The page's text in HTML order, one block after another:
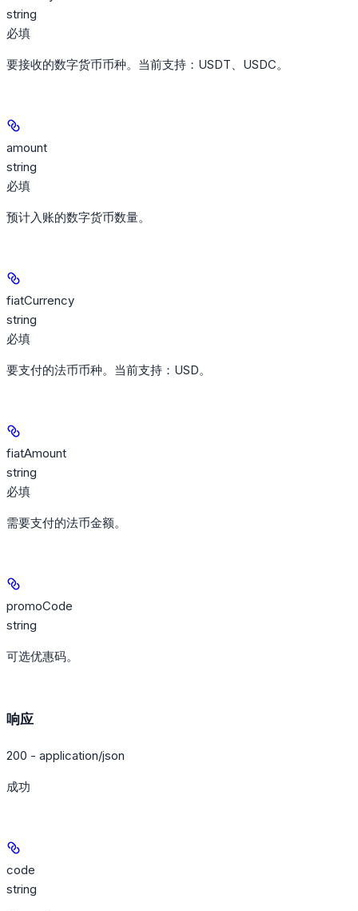
string
必填
要接收的数字货币币种。当前支持：USDT、USDC。
amount
string
必填
预计入账的数字货币数量。
fiatCurrency
string
必填
要支付的法币币种。当前支持：USD。
fiatAmount
string
必填
需要支付的法币金额。
promoCode
string
可选优惠码。
响应
200 - application/json
成功
code
string